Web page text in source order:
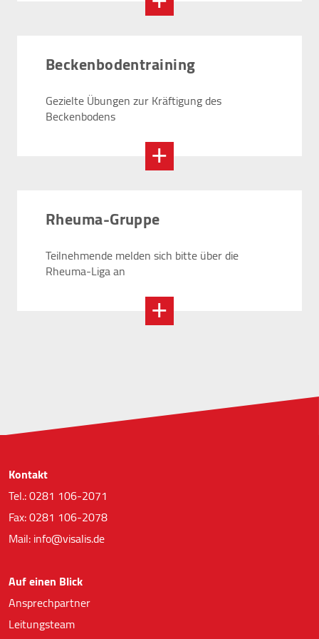
Beckenbodentraining
Gezielte Übungen zur Kräftigung des
Beckenbodens
Rheuma-Gruppe
Teilnehmende melden sich bitte über die
Rheuma-Liga an
Kontakt
Tel.: 0281 106-2071
Fax: 0281 106-2078
Mail: info@visalis.de
Auf einen Blick
Ansprechpartner
Leitungsteam